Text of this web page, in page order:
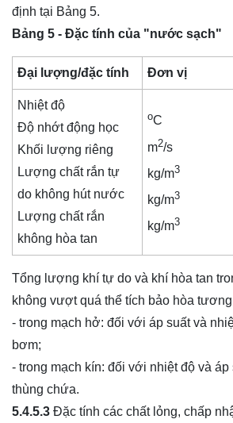
định tại Bảng 5.
Bảng 5 - Đặc tính của "nước sạch"
Đại lượng/đặc tính Đơn vị
Nhiệt độ
Độ nhớt động học
Khối lượng riêng
Lượng chất rắn tự
do không hút nước
Lượng chất rắn
không hòa tan
oC
m2/s
kg/m3
kg/m3
kg/m3
Tổng lượng khí tự do và khí hòa tan
không vượt quá thể tích bảo hòa
- trong mạch hở: đối với áp suất và
bơm;
- trong mạch kín: đối với nhiệt độ và áp
thùng chứa.
5.4.5.3 Đặc tính các chất lỏng, chấp